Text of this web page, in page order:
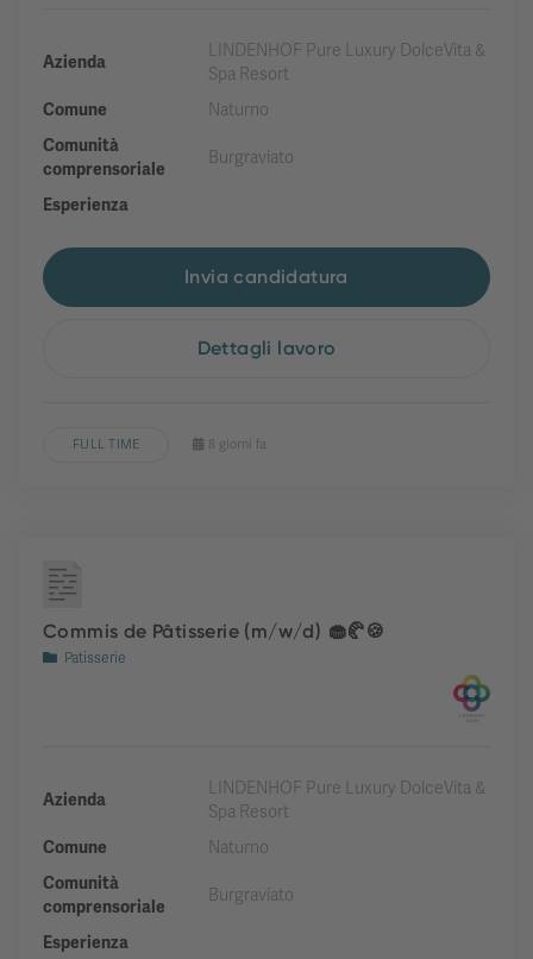
Azienda
LINDENHOF Pure Luxury DolceVita &
Spa Resort
Comune
Naturno
Comunità
comprensoriale
Burgraviato
Esperienza
Invia candidatura
Dettagli lavoro
FULL TIME 8 giorni fa
Commis de Pâtisserie (m/w/d) 🧁🥐🍪
Patisserie
Azienda
LINDENHOF Pure Luxury DolceVita &
Spa Resort
Comune
Naturno
Comunità
comprensoriale
Burgraviato
Esperienza